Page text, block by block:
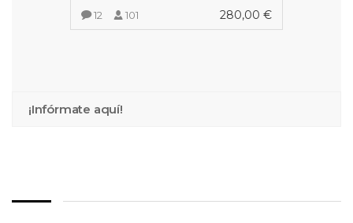
12 101 280,00 €
¡Infórmate aquí!